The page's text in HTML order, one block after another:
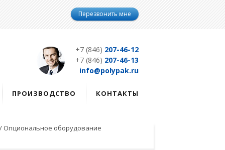
Перезвонить мне
+7 (846) 207-46-12
+7 (846) 207-46-13
info@polypak.ru
ПРОИЗВОДСТВО КОНТАКТЫ
/ Опциональное оборудование